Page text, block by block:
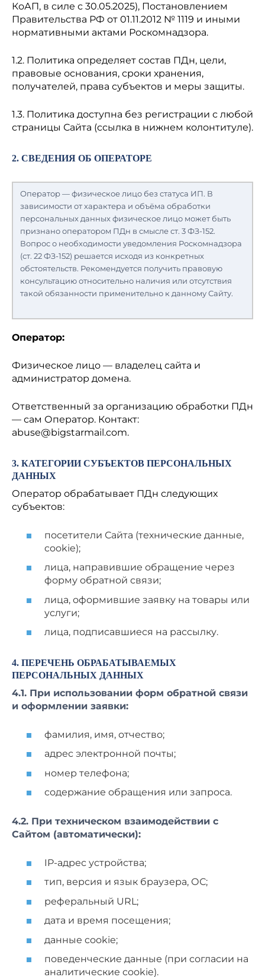
КоАП, в силе с 30.05.2025), Постановлением
Правительства РФ от 01.11.2012 № 1119 и иными
нормативными актами Роскомнадзора.
1.2. Политика определяет состав ПДн, цели,
правовые основания, сроки хранения,
получателей, права субъектов и меры защиты.
1.3. Политика доступна без регистрации с любой
страницы Сайта (ссылка в нижнем колонтитуле).
2. СВЕДЕНИЯ ОБ ОПЕРАТОРЕ
Оператор — физическое лицо без статуса ИП. В
зависимости от характера и объёма обработки
персональных данных физическое лицо может быть
признано оператором ПДн в смысле ст. 3 ФЗ-152.
Вопрос о необходимости уведомления Роскомнадзора
(ст. 22 ФЗ-152) решается исходя из конкретных
обстоятельств. Рекомендуется получить правовую
консультацию относительно наличия или отсутствия
такой обязанности применительно к данному Сайту.
Оператор:
Физическое лицо — владелец сайта и
администратор домена.
Ответственный за организацию обработки ПДн
— сам Оператор. Контакт:
abuse@bigstarmail.com.
3. КАТЕГОРИИ СУБЪЕКТОВ ПЕРСОНАЛЬНЫХ
ДАННЫХ
Оператор обрабатывает ПДн следующих
субъектов:
посетители Сайта (технические данные,
cookie);
лица, направившие обращение через
форму обратной связи;
лица, оформившие заявку на товары или
услуги;
лица, подписавшиеся на рассылку.
4. ПЕРЕЧЕНЬ ОБРАБАТЫВАЕМЫХ
ПЕРСОНАЛЬНЫХ ДАННЫХ
4.1. При использовании форм обратной связи
и оформлении заявки:
фамилия, имя, отчество;
адрес электронной почты;
номер телефона;
содержание обращения или запроса.
4.2. При техническом взаимодействии с
Сайтом (автоматически):
IP-адрес устройства;
тип, версия и язык браузера, ОС;
реферальный URL;
дата и время посещения;
данные cookie;
поведенческие данные (при согласии на
аналитические cookie).